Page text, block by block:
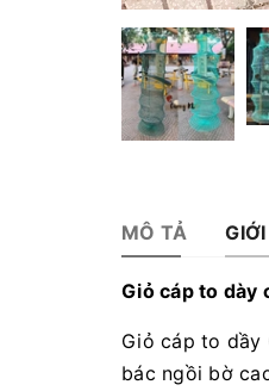
MÔ TẢ
Giỏ cáp to dày
Giỏ cáp to dầy
bác ngồi bờ